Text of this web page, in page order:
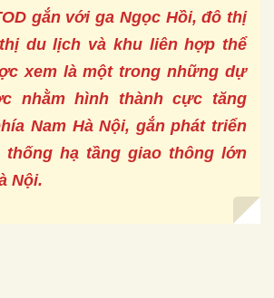
gắn với ga Ngọc Hồi, đô thị
du lịch và khu liên hợp thể
xem là một trong những dự
nhằm hình thành cực tăng
Nam Hà Nội, gắn phát triển
hạ tầng giao thông lớn
Nội.